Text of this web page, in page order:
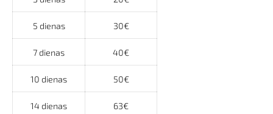
5 dienas 30€
7 dienas 40€
10 dienas 50€
14 dienas 63€